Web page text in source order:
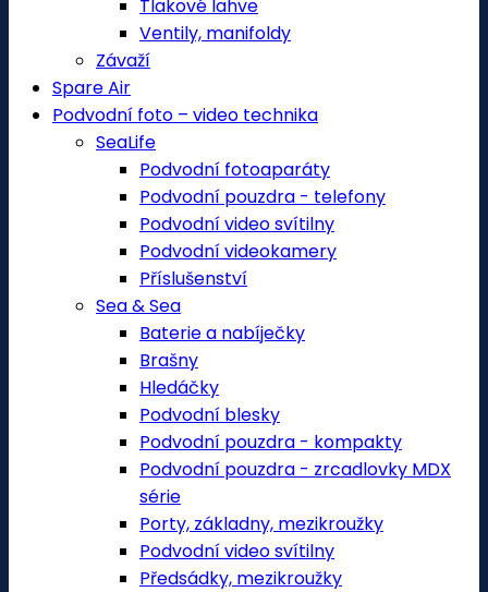
Tlakové lahve
Ventily, manifoldy
Závaží
Spare Air
Podvodní foto – video technika
SeaLife
Podvodní fotoaparáty
Podvodní pouzdra - telefony
Podvodní video svítilny
Podvodní videokamery
Příslušenství
Sea & Sea
Baterie a nabíječky
Brašny
Hledáčky
Podvodní blesky
Podvodní pouzdra - kompakty
Podvodní pouzdra - zrcadlovky MDX
série
Porty, základny, mezikroužky
Podvodní video svítilny
Předsádky, mezikroužky